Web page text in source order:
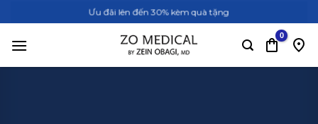
qua
nội
Ưu đãi lên đến 30% kèm quà tặng